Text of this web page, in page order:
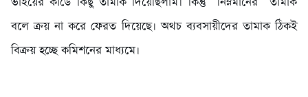
বলে ক্রয় না করে ফেরত দিয়েছে। অথচ ব্যবসায়ীদের তামাক ঠিকই
বিক্রয় হচ্ছে কমিশনের মাধ্যমে।